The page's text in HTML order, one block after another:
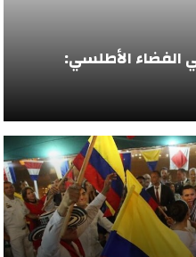
الفضاء الأطلسي: